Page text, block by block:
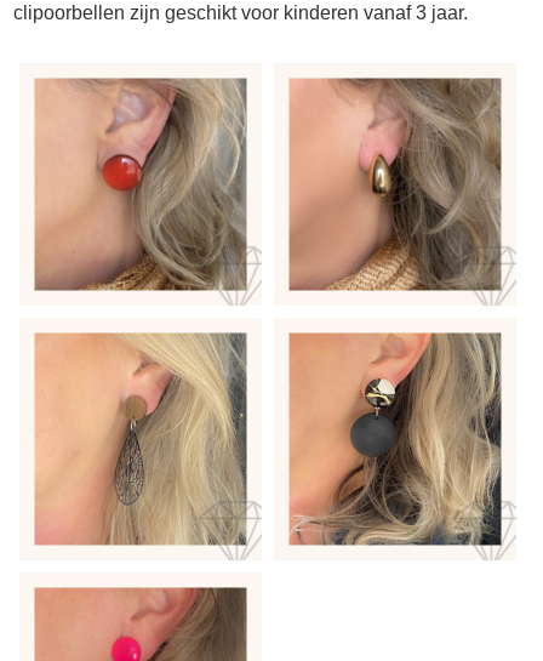
clipoorbellen zijn geschikt voor kinderen vanaf 3 jaar.